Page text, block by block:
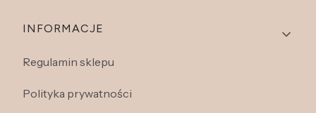
INFORMACJE
Regulamin sklepu
Polityka prywatności